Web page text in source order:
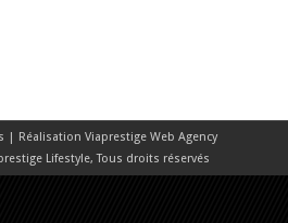
| Réalisation Viaprestige Web Agency
Lifestyle, Tous droits réservés